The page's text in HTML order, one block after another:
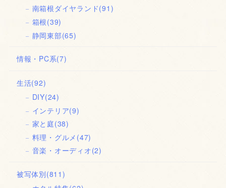
南箱根ダイヤランド(91)
箱根(39)
静岡東部(65)
情報・PC系(7)
生活(92)
DIY(24)
インテリア(9)
家と庭(38)
料理・グルメ (47)
音楽・オーディオ(2)
被写体別(811)